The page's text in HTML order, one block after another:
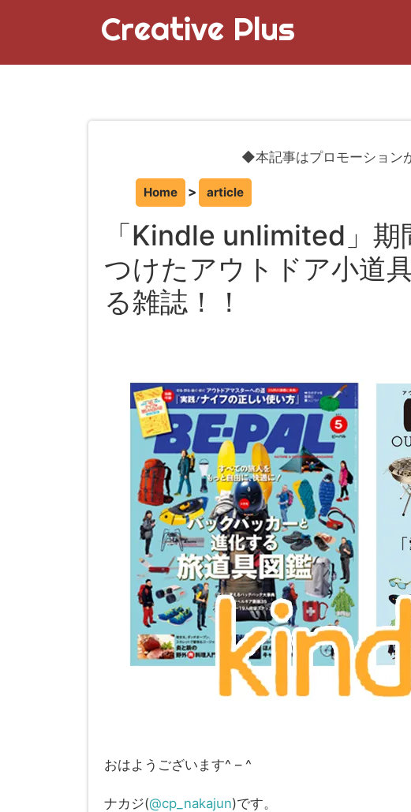
Creative Plus
◆本記事はプロモーション
Home article
「Kindle unlimited」
つけたアウトドア小道
る雑誌！！
おはようございます^ – ^
ナカジ(@cp_nakajun)です。